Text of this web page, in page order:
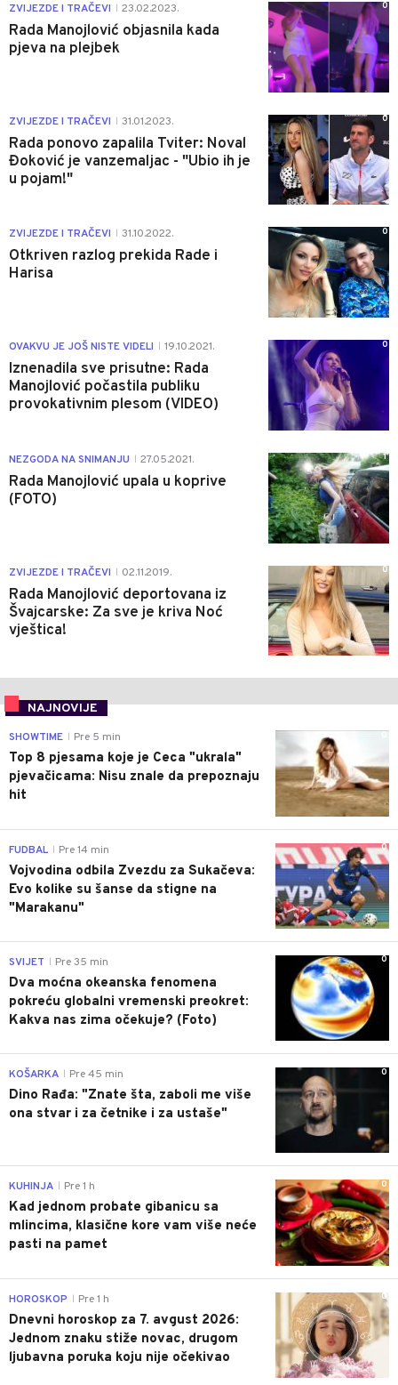
ZVIJEZDE I TRAČEVI 23.02.2023.
Rada Manojlović objasnila kada
pjeva na plejbek
0
ZVIJEZDE I TRAČEVI 31.01.2023.
Rada ponovo zapalila Tviter: Noval
Đoković je vanzemaljac - "Ubio ih je
u pojam!"
0
ZVIJEZDE I TRAČEVI 31.10.2022.
Otkriven razlog prekida Rade i
Harisa
0
OVAKVU JE JOŠ NISTE VIDELI 19.10.2021.
Iznenadila sve prisutne: Rada
Manojlović počastila publiku
provokativnim plesom (VIDEO)
0
NEZGODA NA SNIMANJU 27.05.2021.
Rada Manojlović upala u koprive
(FOTO)
1
ZVIJEZDE I TRAČEVI 02.11.2019.
Rada Manojlović deportovana iz
Švajcarske: Za sve je kriva Noć
vještica!
0
NAJNOVIJE
0
SHOWTIME Pre 5 min
Top 8 pjesama koje je Ceca "ukrala"
pjevačicama: Nisu znale da prepoznaju
hit
0
FUDBAL Pre 14 min
Vojvodina odbila Zvezdu za Sukačeva:
Evo kolike su šanse da stigne na
"Marakanu"
0
SVIJET Pre 35 min
Dva moćna okeanska fenomena
pokreću globalni vremenski preokret:
Kakva nas zima očekuje? (Foto)
0
KOŠARKA Pre 45 min
Dino Rađa: "Znate šta, zaboli me više
ona stvar i za četnike i za ustaše"
0
KUHINJA Pre 1 h
Kad jednom probate gibanicu sa
mlincima, klasične kore vam više neće
pasti na pamet
0
HOROSKOP Pre 1 h
Dnevni horoskop za 7. avgust 2026:
Jednom znaku stiže novac, drugom
ljubavna poruka koju nije očekivao